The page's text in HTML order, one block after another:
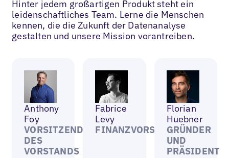
Hinter jedem großartigen Produkt steht ein
leidenschaftliches Team. Lerne die Menschen
kennen, die die Zukunft der Datenanalyse
gestalten und unsere Mission vorantreiben.
Anthony
Foy
VORSITZENDER
DES
VORSTANDS
Fabrice
Levy
FINANZVORSTAND
Florian
Huebner
GRÜNDER
UND
PRÄSIDENT